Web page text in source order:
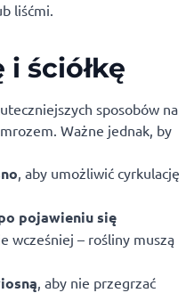
liśćmi.
ściółkę
sposobów na
Ważne jednak, by
, aby umożliwić cyrkulację
pojawieniu się
wcześniej – rośliny muszą
, aby nie przegrzać